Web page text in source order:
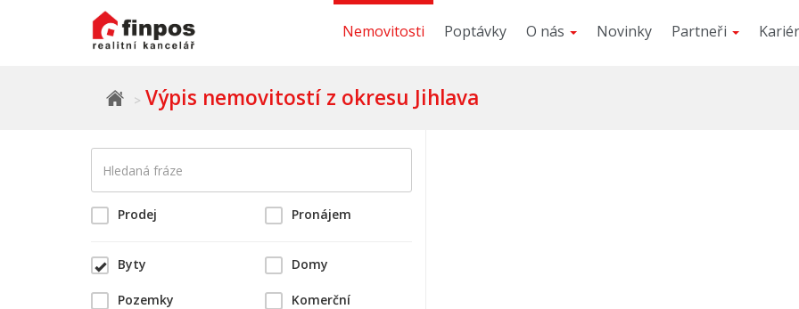
Nemovitosti Poptávky O nás Novinky Partneři
Výpis nemovitostí z okresu Jihlava
Prodej Pronájem
Byty Domy
Pozemky Komerční